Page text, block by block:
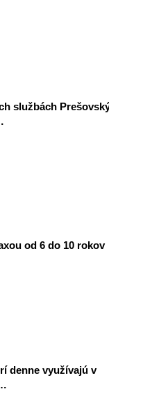
službách Prešovský
od 6 do 10 rokov
denne využívajú v